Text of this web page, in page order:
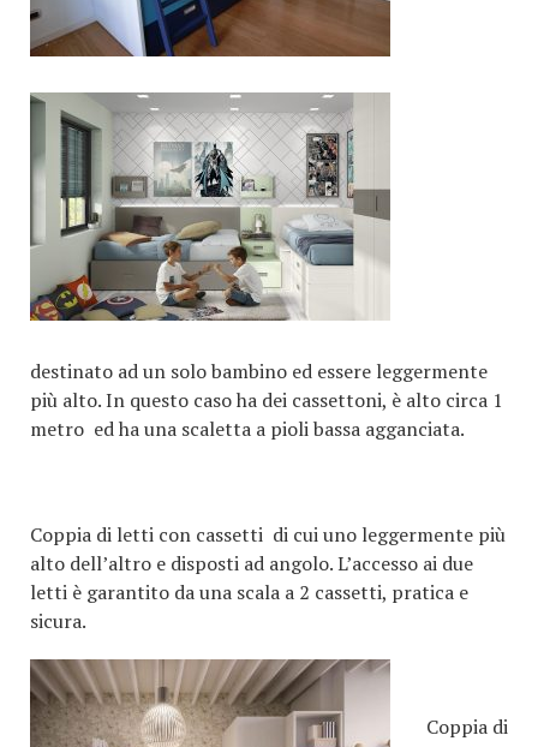
destinato ad un solo bambino ed essere leggermente
più alto. In questo caso ha dei cassettoni, è alto circa 1
metro ed ha una scaletta a pioli bassa agganciata.
Coppia di letti con cassetti di cui uno leggermente più
alto dell’altro e disposti ad angolo. L’accesso ai due
letti è garantito da una scala a 2 cassetti, pratica e
sicura.
Coppia di